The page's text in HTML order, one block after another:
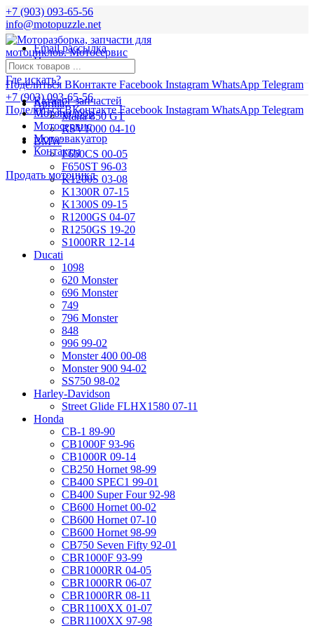
+7 (903) 093-65-56
info@motopuzzle.net
Email рассылка
Новости
Поделиться ВКонтакте Facebook Instagram WhatsApp Telegram
+7 (903) 093-65-56
Поделиться ВКонтакте Facebook Instagram WhatsApp Telegram
Где искать?
Aprilia
Mana 850 GT
RSV1000 04-10
BMW
F650CS 00-05
F650ST 96-03
K1200S 03-08
K1300R 07-15
K1300S 09-15
R1200GS 04-07
R1250GS 19-20
S1000RR 12-14
Ducati
1098
620 Monster
696 Monster
749
796 Monster
848
996 99-02
Monster 400 00-08
Monster 900 94-02
SS750 98-02
Harley-Davidson
Street Glide FLHX1580 07-11
Honda
CB-1 89-90
CB1000F 93-96
CB1000R 09-14
CB250 Hornet 98-99
CB400 SPEC1 99-01
CB400 Super Four 92-98
CB600 Hornet 00-02
CB600 Hornet 07-10
CB600 Hornet 98-99
CB750 Seven Fifty 92-01
CBR1000F 93-99
CBR1000RR 04-05
CBR1000RR 06-07
CBR1000RR 08-11
CBR1100XX 01-07
CBR1100XX 97-98
Каталог запчастей
Мотоподбор
Мотосервис
Мотоэвакуатор
Контакты
Продать мотоцикл